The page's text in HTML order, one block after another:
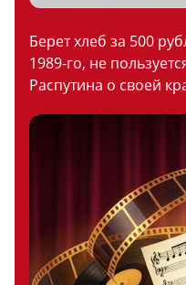
Берет хлеб за 500
1989-го, не
Распутина о своей